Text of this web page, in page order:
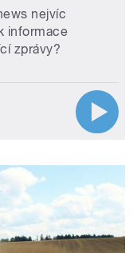
nejvíc
informace
zprávy?